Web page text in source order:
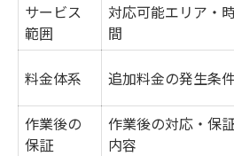
サービス
範囲
対応可能エリア・
間
料金体系 追加料金の発生条
作業後の
保証
作業後の対応・保
内容